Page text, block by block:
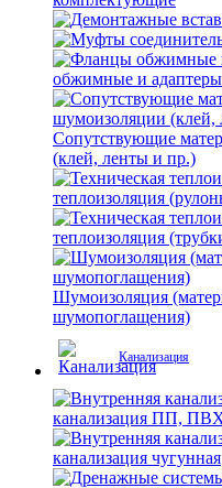
обжимные и
Сопутствующие
(клей, ленты и пр.)
теплоизоляция
теплоизоляция
Шумоизоляция
шумопоглащения)
Канализация
канализация ПП,
канализация чугунная